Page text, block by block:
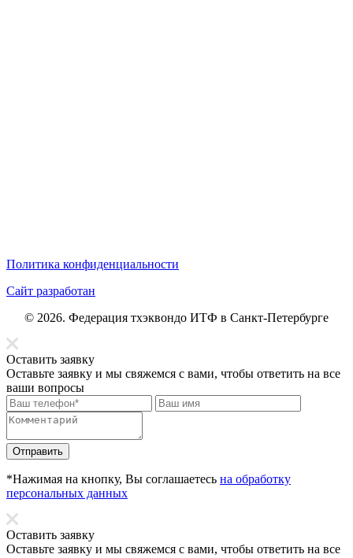
Политика конфиденциальности
Сайт разработан
© 2026. Федерация тхэквондо ИТФ в Санкт-Петербурге
Оставить заявку
Оставьте заявку и мы свяжемся с вами, чтобы ответить на все
ваши вопросы
Отправить
*Нажимая на кнопку, Вы соглашаетесь на обработку
персональных данных
Оставить заявку
Оставьте заявку и мы свяжемся с вами, чтобы ответить на все